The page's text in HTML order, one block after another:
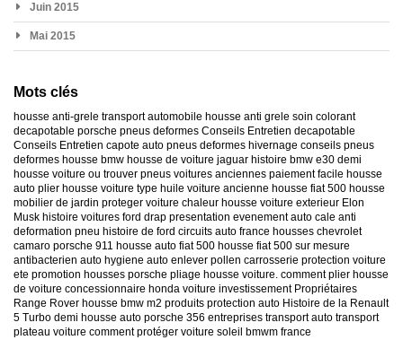
Juin 2015
Mai 2015
Mots clés
housse anti-grele transport automobile housse anti grele soin colorant
decapotable porsche pneus deformes Conseils Entretien decapotable
Conseils Entretien capote auto pneus deformes hivernage conseils pneus
deformes housse bmw housse de voiture jaguar histoire bmw e30 demi
housse voiture ou trouver pneus voitures anciennes paiement facile housse
auto plier housse voiture type huile voiture ancienne housse fiat 500 housse
mobilier de jardin proteger voiture chaleur housse voiture exterieur Elon
Musk histoire voitures ford drap presentation evenement auto cale anti
deformation pneu histoire de ford circuits auto france housses chevrolet
camaro porsche 911 housse auto fiat 500 housse fiat 500 sur mesure
antibacterien auto hygiene auto enlever pollen carrosserie protection voiture
ete promotion housses porsche pliage housse voiture. comment plier housse
de voiture concessionnaire honda voiture investissement Propriétaires
Range Rover housse bmw m2 produits protection auto Histoire de la Renault
5 Turbo demi housse auto porsche 356 entreprises transport auto transport
plateau voiture comment protéger voiture soleil bmwm france